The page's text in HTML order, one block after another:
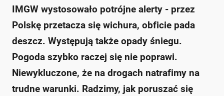
IMGW wystosowało potrójne alerty - przez
Polskę przetacza się wichura, obficie pada
deszcz. Występują także opady śniegu.
Pogoda szybko raczej się nie poprawi.
Niewykluczone, że na drogach natrafimy na
trudne warunki. Radzimy, jak poruszać się